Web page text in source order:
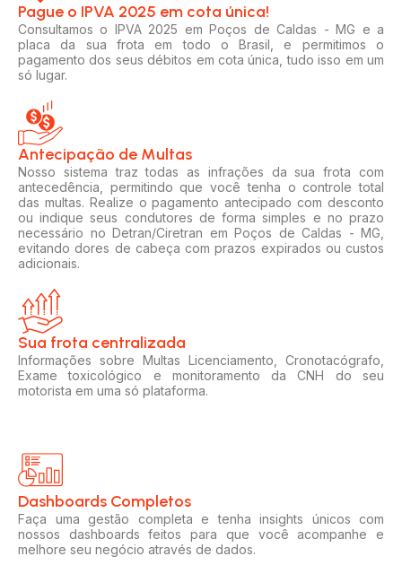
Pague o IPVA 2025 em cota única!​
Consultamos o IPVA 2025 em Poços de Caldas - MG e a
placa da sua frota em todo o Brasil, e permitimos o
pagamento dos seus débitos em cota única, tudo isso em um
só lugar.
Antecipação de Multas
Nosso sistema traz todas as infrações da sua frota com
antecedência, permitindo que você tenha o controle total
das multas. Realize o pagamento antecipado com desconto
ou indique seus condutores de forma simples e no prazo
necessário no Detran/Ciretran em Poços de Caldas - MG,
evitando dores de cabeça com prazos expirados ou custos
adicionais.
Sua frota centralizada​
Informações sobre Multas Licenciamento, Cronotacógrafo,
Exame toxicológico e monitoramento da CNH do seu
motorista em uma só plataforma.
Dashboards Completos​​
Faça uma gestão completa e tenha insights únicos com
nossos dashboards feitos para que você acompanhe e
melhore seu negócio através de dados.